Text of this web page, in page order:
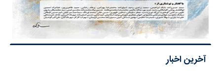
آخرین اخبار